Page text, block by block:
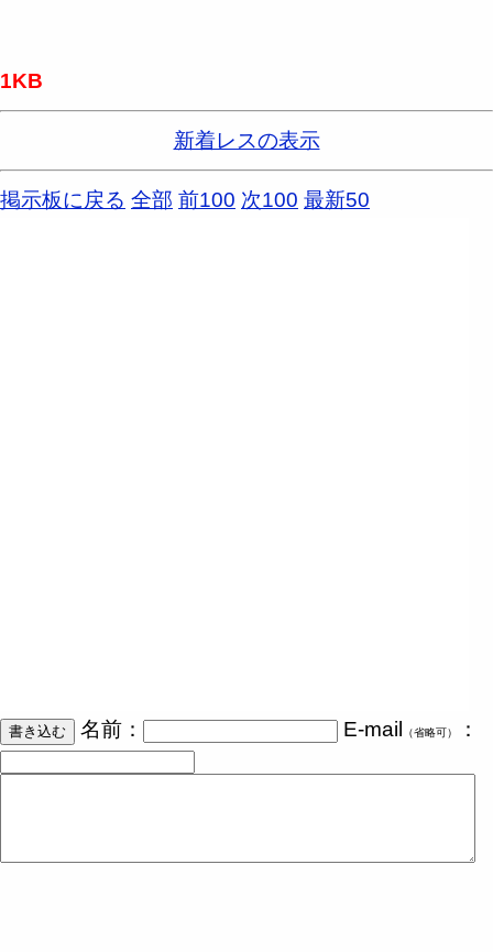
1KB
新着レスの表示
掲示板に戻る 全部 前100 次100 最新50
名前： E-mail （省略可） ：